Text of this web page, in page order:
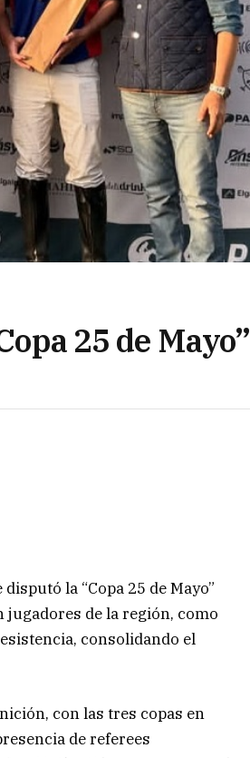
25 de Mayo”
la “Copa 25 de Mayo”
jugadores de la región, como
consolidando el
con las tres copas en
de referees